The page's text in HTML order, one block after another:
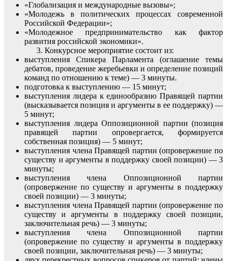
«Глобализация и международные вызовы»;
«Молодежь в политических процессах современной
Российской Федерации»;
«Молодежное предпринимательство как фактор
развития российской экономики».
Конкурсное мероприятие состоит из:
выступления Спикера Парламента (оглашение темы
дебатов, проведение жеребьевки и определение позиций
команд по отношению к теме) — 3 минуты.
подготовка к выступлению — 15 минут;
выступления лидера к единообразию Правящей партии
(высказывается позиция и аргументы в ее поддержку) —
5 минут;
выступления лидера Оппозиционной партии (позиция
правящей партии опровергается, формируется
собственная позиция) — 5 минут;
выступления члена Правящей партии (опровержение по
существу и аргументы в поддержку своей позиции) — 3
минуты;
выступления члена Оппозиционной партии
(опровержение по существу и аргументы в поддержку
своей позиции) — 3 минуты;
выступления члена Правящей партии (опровержение по
существу и аргументы в поддержку своей позиции,
заключительная речь) — 3 минуты;
выступления члена Оппозиционной партии
(опровержение по существу и аргументы в поддержку
своей позиции, заключительная речь) — 3 минуты;